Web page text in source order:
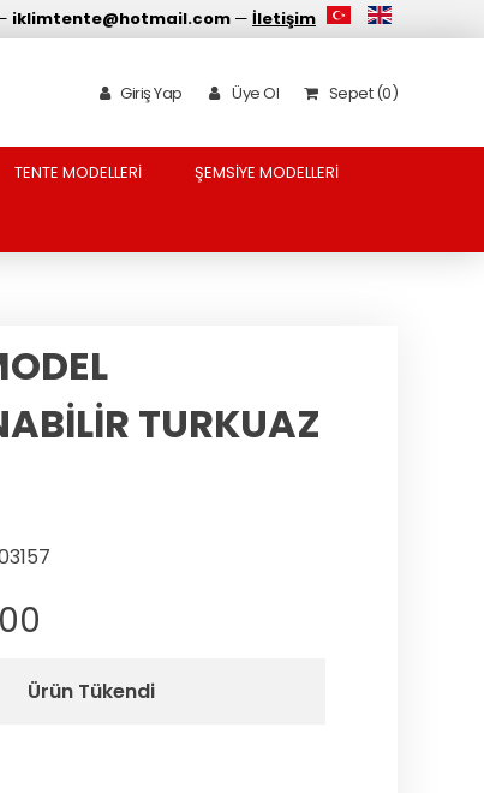
iklimtente@hotmail.com — İletişim
Giriş Yap Üye Ol Sepet (0)
TENTE MODELLERİ ŞEMSİYE MODELLERİ
TURKUAZ
Ürün Tükendi